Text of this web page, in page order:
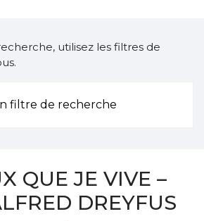
utilisez les filtres de
filtre de recherche
QUE JE VIVE –
DREYFUS